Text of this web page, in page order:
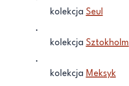
kolekcja Seul
·
kolekcja Sztokholm
·
kolekcja Meksyk